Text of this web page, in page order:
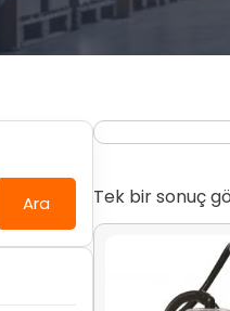
Ara Tek bir sonuç